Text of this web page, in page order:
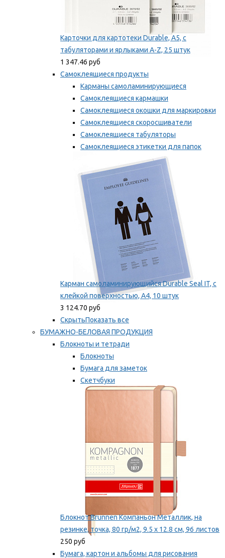
Карточки для картотеки Durable, A5, с
табуляторами и ярлыками A-Z, 25 штук
1 347.46 руб
Самоклеящиеся продукты
Карманы самоламинирующиеся
Самоклеящиеся кармашки
Самоклеящиеся окошки для маркировки
Самоклеящиеся скоросшиватели
Самоклеящиеся табуляторы
Самоклеящиеся этикетки для папок
Таблички для маркировки
Мы рекомендуем
Карман самоламинирующийся Durable Seal IT, с
клейкой поверхностью, A4, 10 штук
3 124.70 руб
СкрытьПоказать все
БУМАЖНО-БЕЛОВАЯ ПРОДУКЦИЯ
Блокноты и тетради
Блокноты
Бумага для заметок
Скетчбуки
Тетради
Блокнот Brunnen Компаньон Металлик, на
резинке, точка, 80 гр/м2, 9.5 х 12.8 см, 96 листов
250 руб
Бумага, картон и альбомы для рисования